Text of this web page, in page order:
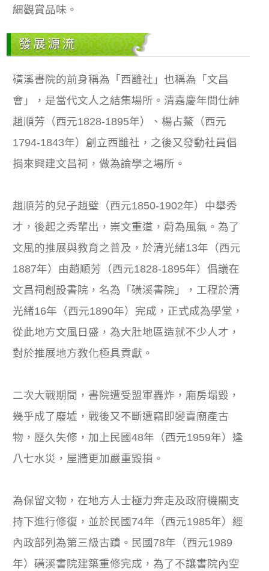
細觀賞品味。
發展源流
磺溪書院的前身稱為「西雝社」也稱為「文昌
會」，是當代文人之結集場所。清嘉慶年間仕紳
趙順芳（西元1828-1895年）、楊占鰲（西元
1794-1843年）創立西雝社，之後又發動社員倡
捐來興建文昌祠，做為論學之場所。
趙順芳的兒子趙璧（西元1850-1902年）中舉秀
才，後起之秀輩出，崇文重道，蔚為風氣。為了
文風的推展與教育之普及，於清光緒13年（西元
1887年）由趙順芳（西元1828-1895年）倡議在
文昌祠創設書院，名為「磺溪書院」，工程於清
光緒16年（西元1890年）完成，正式成為學堂，
從此地方文風日盛，為大肚地區造就不少人才，
對於推展地方教化極具貢獻。
二次大戰期間，書院遭受盟軍轟炸，廂房塌毀，
幾乎成了廢墟，戰後又不斷遭竊即變賣廟產古
物，歷久失修，加上民國48年（西元1959年）逢
八七水災，屋牆更加嚴重毀損。
為保留文物，在地方人士極力奔走及政府機關支
持下進行修復，並於民國74年（西元1985年）經
內政部列為第三級古蹟。民國78年（西元1989
年）磺溪書院建築重修完成，為了不讓書院內空